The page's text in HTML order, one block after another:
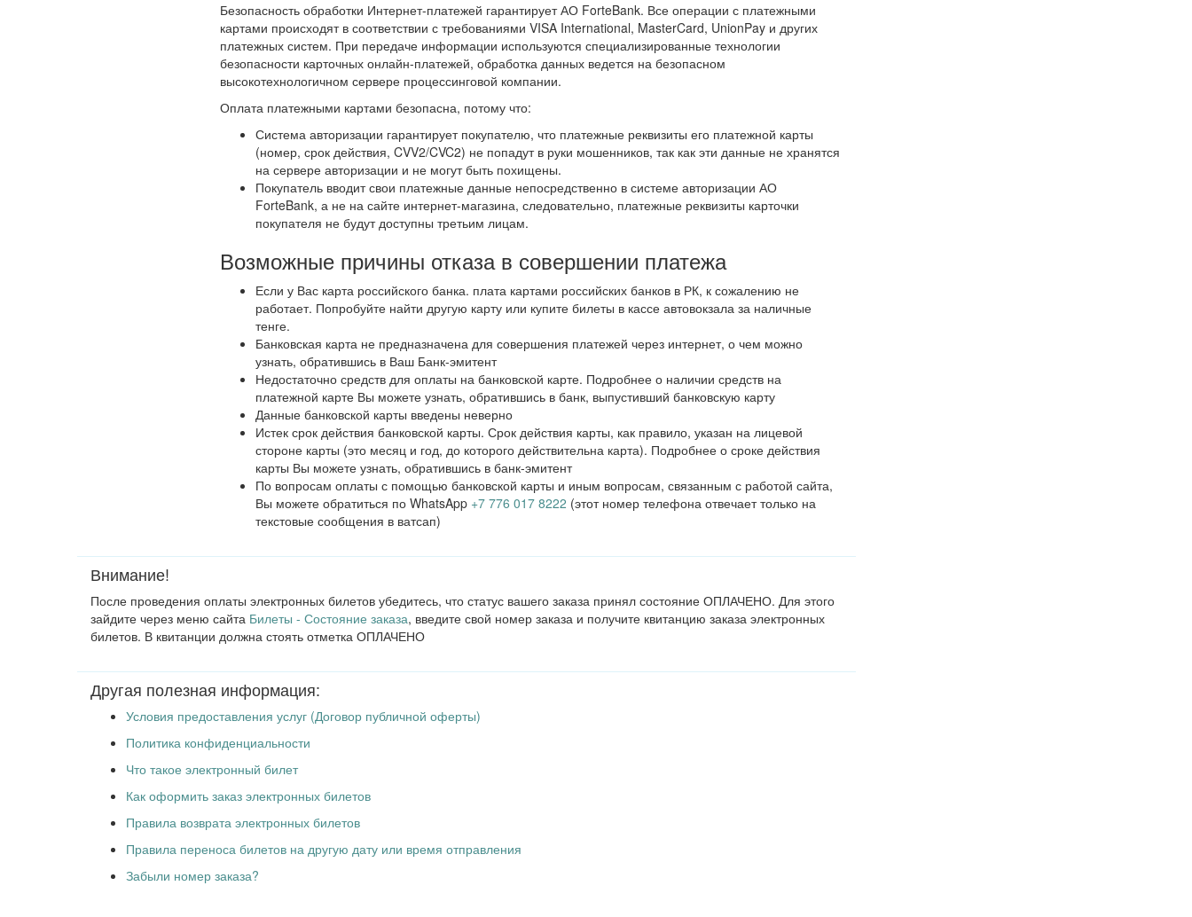
Безопасность обработки Интернет-платежей гарантирует АО ForteBank. Все операции с платежными
картами происходят в соответствии с требованиями VISA International, MasterCard, UnionPay и других
платежных систем. При передаче информации используются специализированные технологии
безопасности карточных онлайн-платежей, обработка данных ведется на безопасном
высокотехнологичном сервере процессинговой компании.
Оплата платежными картами безопасна, потому что:
Система авторизации гарантирует покупателю, что платежные реквизиты его платежной карты
(номер, срок действия, CVV2/CVC2) не попадут в руки мошенников, так как эти данные не хранятся
на сервере авторизации и не могут быть похищены.
Покупатель вводит свои платежные данные непосредственно в системе авторизации АО
ForteBank, а не на сайте интернет-магазина, следовательно, платежные реквизиты карточки
покупателя не будут доступны третьим лицам.
Возможные причины отказа в совершении платежа
Если у Вас карта российского банка. плата картами российских банков в РК, к сожалению не
работает. Попробуйте найти другую карту или купите билеты в кассе автовокзала за наличные
тенге.
Банковская карта не предназначена для совершения платежей через интернет, о чем можно
узнать, обратившись в Ваш Банк-эмитент
Недостаточно средств для оплаты на банковской карте. Подробнее о наличии средств на
платежной карте Вы можете узнать, обратившись в банк, выпустивший банковскую карту
Данные банковской карты введены неверно
Истек срок действия банковской карты. Срок действия карты, как правило, указан на лицевой
стороне карты (это месяц и год, до которого действительна карта). Подробнее о сроке действия
карты Вы можете узнать, обратившись в банк-эмитент
По вопросам оплаты с помощью банковской карты и иным вопросам, связанным с работой сайта,
Вы можете обратиться по WhatsApp +7 776 017 8222 (этот номер телефона отвечает только на
текстовые сообщения в ватсап)
Внимание!
После проведения оплаты электронных билетов убедитесь, что статус вашего заказа принял состояние ОПЛАЧЕНО. Для этого
зайдите через меню сайта Билеты - Состояние заказа, введите свой номер заказа и получите квитанцию заказа электронных
билетов. В квитанции должна стоять отметка ОПЛАЧЕНО
Другая полезная информация:
Условия предоставления услуг (Договор публичной оферты)
Политика конфиденциальности
Что такое электронный билет
Как оформить заказ электронных билетов
Правила возврата электронных билетов
Правила переноса билетов на другую дату или время отправления
Забыли номер заказа?